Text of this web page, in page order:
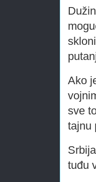
Ako
sve
tajnu
tuđu